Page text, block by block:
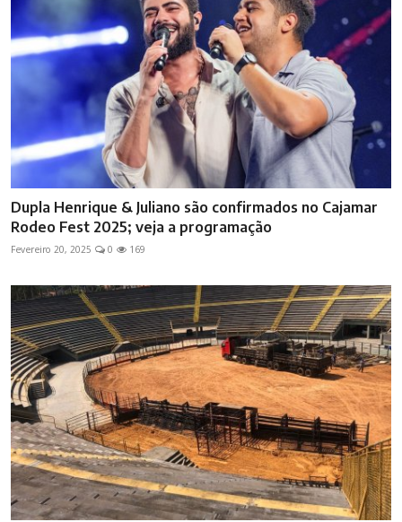
Dupla Henrique & Juliano são confirmados no Cajamar
Rodeo Fest 2025; veja a programação
Fevereiro 20, 2025 0 169